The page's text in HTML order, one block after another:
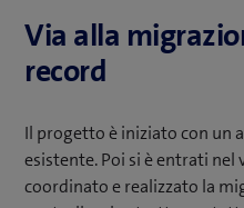
Via alla
record
Il progetto è iniziato con un
esistente. Poi si è entrati
coordinato e realizzato la